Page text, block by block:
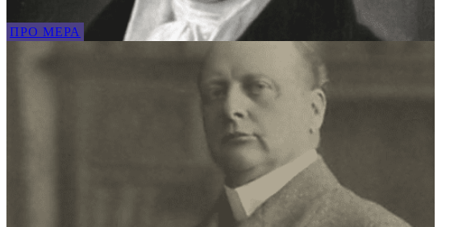
ПРО МЕРА